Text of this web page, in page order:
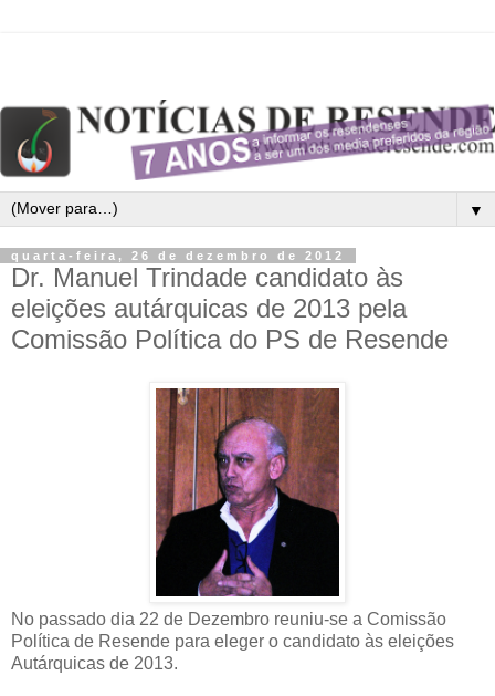
▼
quarta-feira, 26 de dezembro de 2012
Dr. Manuel Trindade candidato às
eleições autárquicas de 2013 pela
Comissão Política do PS de Resende
No passado dia 22 de Dezembro reuniu-se a Comissão
Política de Resende para eleger o candidato às eleições
Autárquicas de 2013.